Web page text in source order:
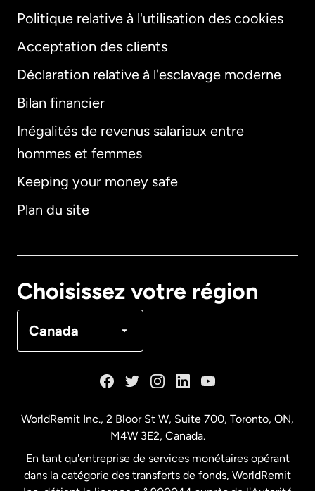
Politique relative à l'utilisation des cookies
Acceptation des clients
Déclaration relative à l'esclavage moderne
Bilan financier
Inégalités de revenus salariaux entre
hommes et femmes
Keeping your money safe
Plan du site
Choisissez votre région
Canada
International
Allemagne
Français
WorldRemit Inc., 2 Bloor St W, Suite 700, Toronto, ON,
M4W 3E2, Canada.
En tant qu'entreprise de services monétaires opérant
dans la catégorie des transferts de fonds, WorldRemit